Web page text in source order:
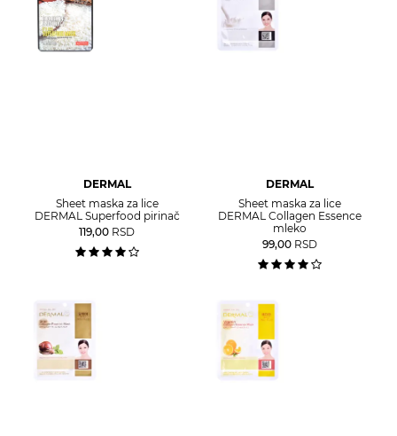
DERMAL
Sheet maska za lice
DERMAL Superfood pirinač
119,00 RSD
DERMAL
Sheet maska za lice
DERMAL Collagen Essence
mleko
99,00 RSD